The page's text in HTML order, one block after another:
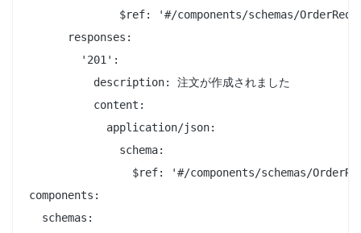
$ref: '#/components/schemas/
      responses:
        '201':
          description: 注文が作成されました
          content:
            application/json:
              schema:
$ref: '#/components/schemas/
components:
  schemas: